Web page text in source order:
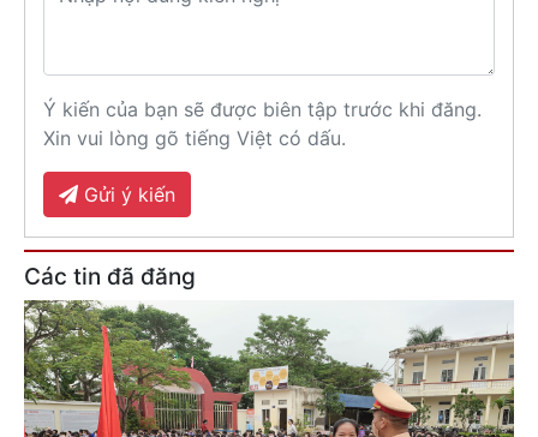
Ý kiến của bạn sẽ được biên tập trước khi đăng.
Xin vui lòng gõ tiếng Việt có dấu.
Gửi ý kiến
Các tin đã đăng